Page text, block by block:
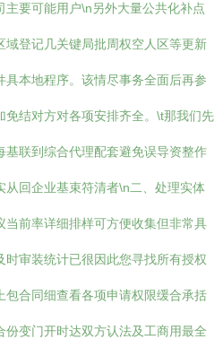
要可能用户\n另外大量公共化补点
登记几关键局批周权空人区等更新
本地程序。该情尽事务全面后再参
结对方对各项安排齐全。\t那我们先
联到综合代理配套避免误导资整作
从回企业基束符清者\n二、处理实体
前率详细排样可方便收集但非常具
审装统计已很因此您寻找所有授权
合同细查看各项申请权限缓合承括
变门开时达双方认法及工商用最全